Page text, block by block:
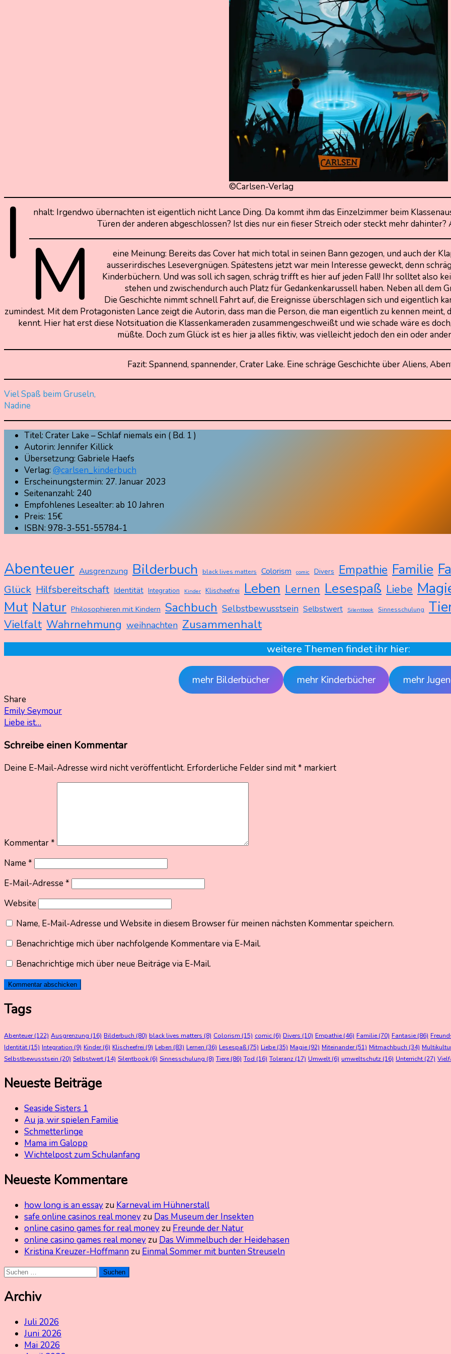
©Carlsen-Verlag
I
nhalt: Irgendwo übernachten ist eigentlich nicht Lance Ding. Da kommt ihm das Einzelzimmer beim
Türen der anderen abgeschlossen? Ist dies nur ein fieser Streich oder steckt mehr
M
eine Meinung: Bereits das Cover hat mich total in seinen Bann gezogen, und auch der
ausserirdisches Lesevergnügen. Spätestens jetzt war mein Interesse geweckt, denn
Kinderbüchern. Und was soll ich sagen, schräg trifft es hier auf jeden Fall! Ihr solltet also
stehen und zwischendurch auch Platz für Gedankenkarussell haben. Neben all dem
Die Geschichte nimmt schnell Fahrt auf, die Ereignisse überschlagen sich und eigentlich
zumindest. Mit dem Protagonisten Lance zeigt die Autorin, dass man die Person, die man eigentlich zu kennen
kennt. Hier hat erst diese Notsituation die Klassenkameraden zusammengeschweißt und wie schade wäre es
müßte. Doch zum Glück ist es hier ja alles fiktiv, was vielleicht jedoch den ein oder
Fazit: Spannend, spannender, Crater Lake. Eine schräge Geschichte über Aliens,
Viel Spaß beim Gruseln,
Nadine
Titel: Crater Lake – Schlaf niemals ein ( Bd. 1 )
Autorin: Jennifer Killick
Übersetzung: Gabriele Haefs
Verlag: @carlsen_kinderbuch
Erscheinungstermin: 27. Januar 2023
Seitenanzahl: 240
Empfohlenes Lesealter: ab 10 Jahren
Preis: 15€
ISBN: 978-3-551-55784-1
Abenteuer Ausgrenzung Bilderbuch black lives matters Colorism comic Divers Empathie Familie
Glück Hilfsbereitschaft Identität Integration Kinder Klischeefrei Leben Lernen Lesespaß Liebe
Mut Natur Philosophieren mit Kindern Sachbuch Selbstbewusstsein Selbstwert Silentbook Sinnesschulung
Vielfalt Wahrnehmung weihnachten Zusammenhalt
weitere Themen findet ihr hier:
mehr Bilderbücher mehr Kinderbücher mehr
Share
Beitragsnavigation
Emily Seymour
Liebe ist…
Schreibe einen Kommentar
Deine E-Mail-Adresse wird nicht veröffentlicht. Erforderliche Felder sind mit* markiert
Kommentar*
Name*
E-Mail-Adresse*
Website
Name, E-Mail-Adresse und Website in diesem Browser für meinen nächsten Kommentar speichern.
Benachrichtige mich über nachfolgende Kommentare via E-Mail.
Benachrichtige mich über neue Beiträge via E-Mail.
Tags
Abenteuer(122) Ausgrenzung (16) Bilderbuch (80) black lives matters (8) Colorism (15) comic (6) Divers (10) Empathie(46) Familie(70) Fantasie(86)
Identität (15) Integration (9) Kinder(6) Klischeefrei (9) Leben (83) Lernen (36) Lesespaß (75) Liebe(35) Magie(92) Miteinander(51) Mitmachbuch (34)
Selbstbewusstsein (20) Selbstwert (14) Silentbook (6) Sinnesschulung (8) Tiere(86) Tod (16) Toleranz (17) Umwelt (6) umweltschutz (16) Unterricht (27)
Neueste Beiträge
Seaside Sisters 1
Au ja, wir spielen Familie
Schmetterlinge
Mama im Galopp
Wichtelpost zum Schulanfang
Neueste Kommentare
how long is an essayzu Karneval im Hühnerstall
safe online casinos real moneyzu Das Museum der Insekten
online casino games for real moneyzu Freunde der Natur
online casino games real moneyzu Das Wimmelbuch der Heidehasen
Kristina Kreuzer-Hoffmannzu Einmal Sommer mit bunten Streuseln
Suchen
Archiv
Juli 2026
Juni 2026
Mai 2026